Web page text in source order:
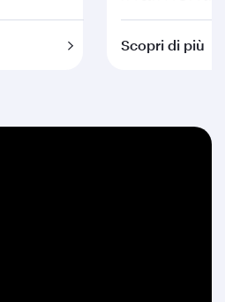
Scopri di più